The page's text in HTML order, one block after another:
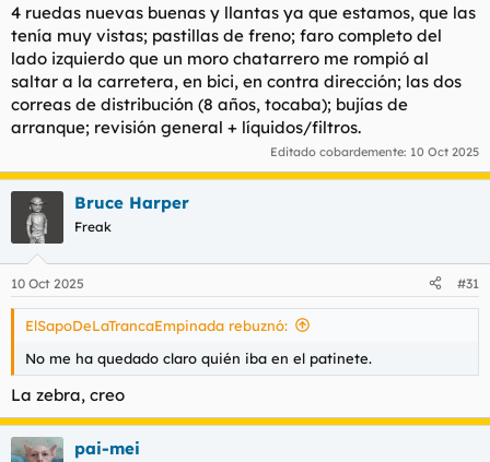
4 ruedas nuevas buenas y llantas ya que estamos, que las
tenía muy vistas; pastillas de freno; faro completo del
lado izquierdo que un moro chatarrero me rompió al
saltar a la carretera, en bici, en contra dirección; las dos
correas de distribución (8 años, tocaba); bujías de
arranque; revisión general + líquidos/filtros.
Editado cobardemente: 10 Oct 2025
Bruce Harper
Freak
10 Oct 2025 #31
ElSapoDeLaTrancaEmpinada rebuznó:
No me ha quedado claro quién iba en el patinete.
La zebra, creo
pai-mei